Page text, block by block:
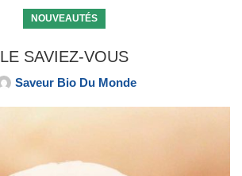
NOUVEAUTÉS
LE SAVIEZ-VOUS
Saveur Bio Du Monde